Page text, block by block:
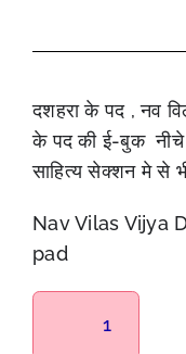
दशहरा के पद , नव
के पद की ई-बुक नीचे
साहित्य सेक्शन मे से भी
Nav Vilas Vijya
pad
1